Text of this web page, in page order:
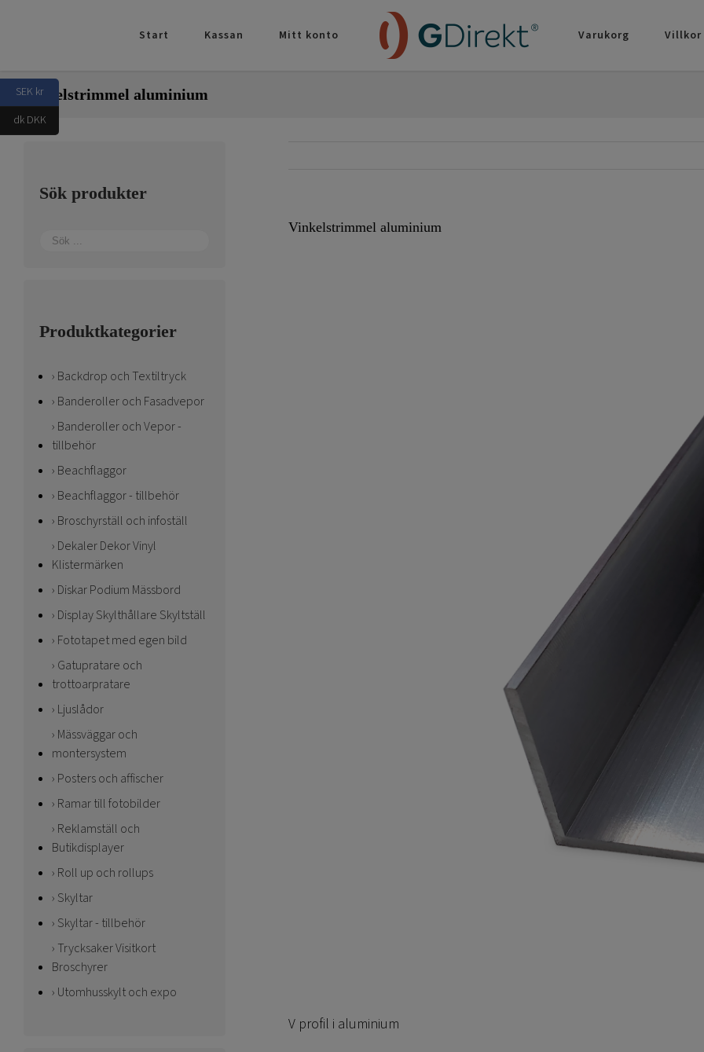
Start Kassan Mitt konto Varukorg Villkor
Vinkelstrimmel aluminium
Vinkelstrimmel aluminium
V profil i aluminium
Sök produkter
Produktkategorier
Backdrop och Textiltryck
Banderoller och Fasadvepor
Banderoller och Vepor -
tillbehör
Beachflaggor
Beachflaggor - tillbehör
Broschyrställ och infoställ
Dekaler Dekor Vinyl
Klistermärken
Diskar Podium Mässbord
Display Skylthållare Skyltställ
Fototapet med egen bild
Gatupratare och
trottoarpratare
Ljuslådor
Mässväggar och
montersystem
Posters och affischer
Ramar till fotobilder
Reklamställ och
Butikdisplayer
Roll up och rollups
Skyltar
Skyltar - tillbehör
Trycksaker Visitkort
Broschyrer
Utomhusskylt och expo
SEK kr
dk DKK